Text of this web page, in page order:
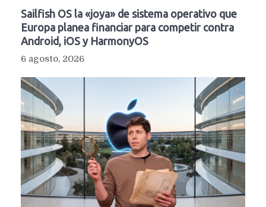
Sailfish OS la «joya» de sistema operativo que
Europa planea financiar para competir contra
Android, iOS y HarmonyOS
6 agosto, 2026